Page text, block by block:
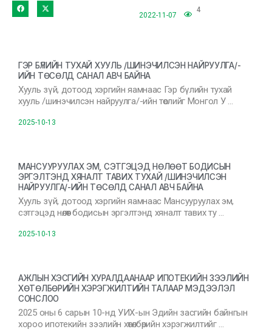
2022-11-07
4
ГЭР БҮЛИЙН ТУХАЙ ХУУЛЬ /ШИНЭЧИЛСЭН НАЙРУУЛГА/-
ИЙН ТӨСӨЛД САНАЛ АВЧ БАЙНА
Хууль зүй, дотоод хэргийн яамнаас Гэр бүлийн тухай
хууль /шинэчилсэн найруулга/-ийн төслийг Монгол У …
2025-10-13
МАНСУУРУУЛАХ ЭМ, СЭТГЭЦЭД НӨЛӨӨТ БОДИСЫН
ЭРГЭЛТЭНД ХЯНАЛТ ТАВИХ ТУХАЙ /ШИНЭЧИЛСЭН
НАЙРУУЛГА/-ИЙН ТӨСӨЛД САНАЛ АВЧ БАЙНА
Хууль зүй, дотоод хэргийн яамнаас Мансууруулах эм,
сэтгэцэд нөлөөт бодисын эргэлтэнд хяналт тавих ту …
2025-10-13
АЖЛЫН ХЭСГИЙН ХУРАЛДААНААР ИПОТЕКИЙН ЗЭЭЛИЙН
ХӨТӨЛБӨРИЙН ХЭРЭГЖИЛТИЙН ТАЛААР МЭДЭЭЛЭЛ
СОНСЛОО
2025 оны 6 сарын 10-нд УИХ-ын Эдийн засгийн байнгын
хороо ипотекийн зээлийн хөтөлбөрийн хэрэгжилтийг …